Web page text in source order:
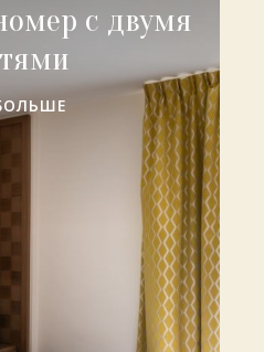
с двумя